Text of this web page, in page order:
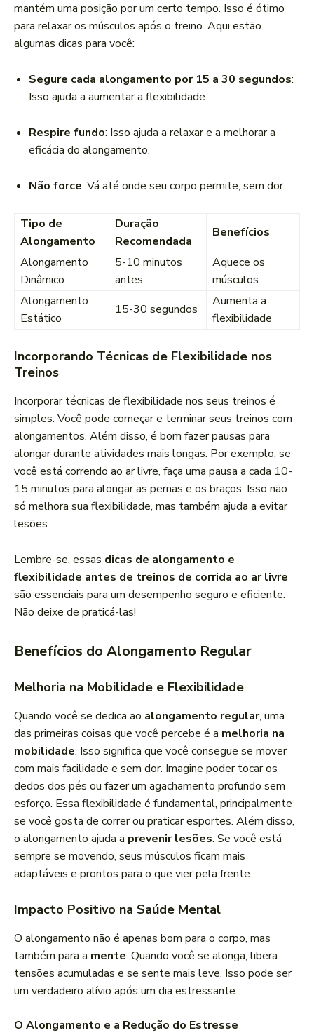
mantém uma posição por um certo tempo. Isso é ótimo
para relaxar os músculos após o treino. Aqui estão
algumas dicas para você:
Segure cada alongamento por 15 a 30 segundos:
Isso ajuda a aumentar a flexibilidade.
Respire fundo: Isso ajuda a relaxar e a melhorar a
eficácia do alongamento.
Não force: Vá até onde seu corpo permite, sem dor.
Tipo de
Alongamento
Duração
Recomendada
Benefícios
Alongamento
Dinâmico
5-10 minutos
antes
Aquece os
músculos
Alongamento
Estático
15-30 segundos
Aumenta a
flexibilidade
Incorporando Técnicas de Flexibilidade nos
Treinos
Incorporar técnicas de flexibilidade nos seus treinos é
simples. Você pode começar e terminar seus treinos com
alongamentos. Além disso, é bom fazer pausas para
alongar durante atividades mais longas. Por exemplo, se
você está correndo ao ar livre, faça uma pausa a cada 10-
15 minutos para alongar as pernas e os braços. Isso não
só melhora sua flexibilidade, mas também ajuda a evitar
lesões.
Lembre-se, essas dicas de alongamento e
flexibilidade antes de treinos de corrida ao ar livre
são essenciais para um desempenho seguro e eficiente.
Não deixe de praticá-las!
Benefícios do Alongamento Regular
Melhoria na Mobilidade e Flexibilidade
Quando você se dedica ao alongamento regular, uma
das primeiras coisas que você percebe é a melhoria na
mobilidade. Isso significa que você consegue se mover
com mais facilidade e sem dor. Imagine poder tocar os
dedos dos pés ou fazer um agachamento profundo sem
esforço. Essa flexibilidade é fundamental, principalmente
se você gosta de correr ou praticar esportes. Além disso,
o alongamento ajuda a prevenir lesões. Se você está
sempre se movendo, seus músculos ficam mais
adaptáveis e prontos para o que vier pela frente.
Impacto Positivo na Saúde Mental
O alongamento não é apenas bom para o corpo, mas
também para a mente. Quando você se alonga, libera
tensões acumuladas e se sente mais leve. Isso pode ser
um verdadeiro alívio após um dia estressante.
O Alongamento e a Redução do Estresse